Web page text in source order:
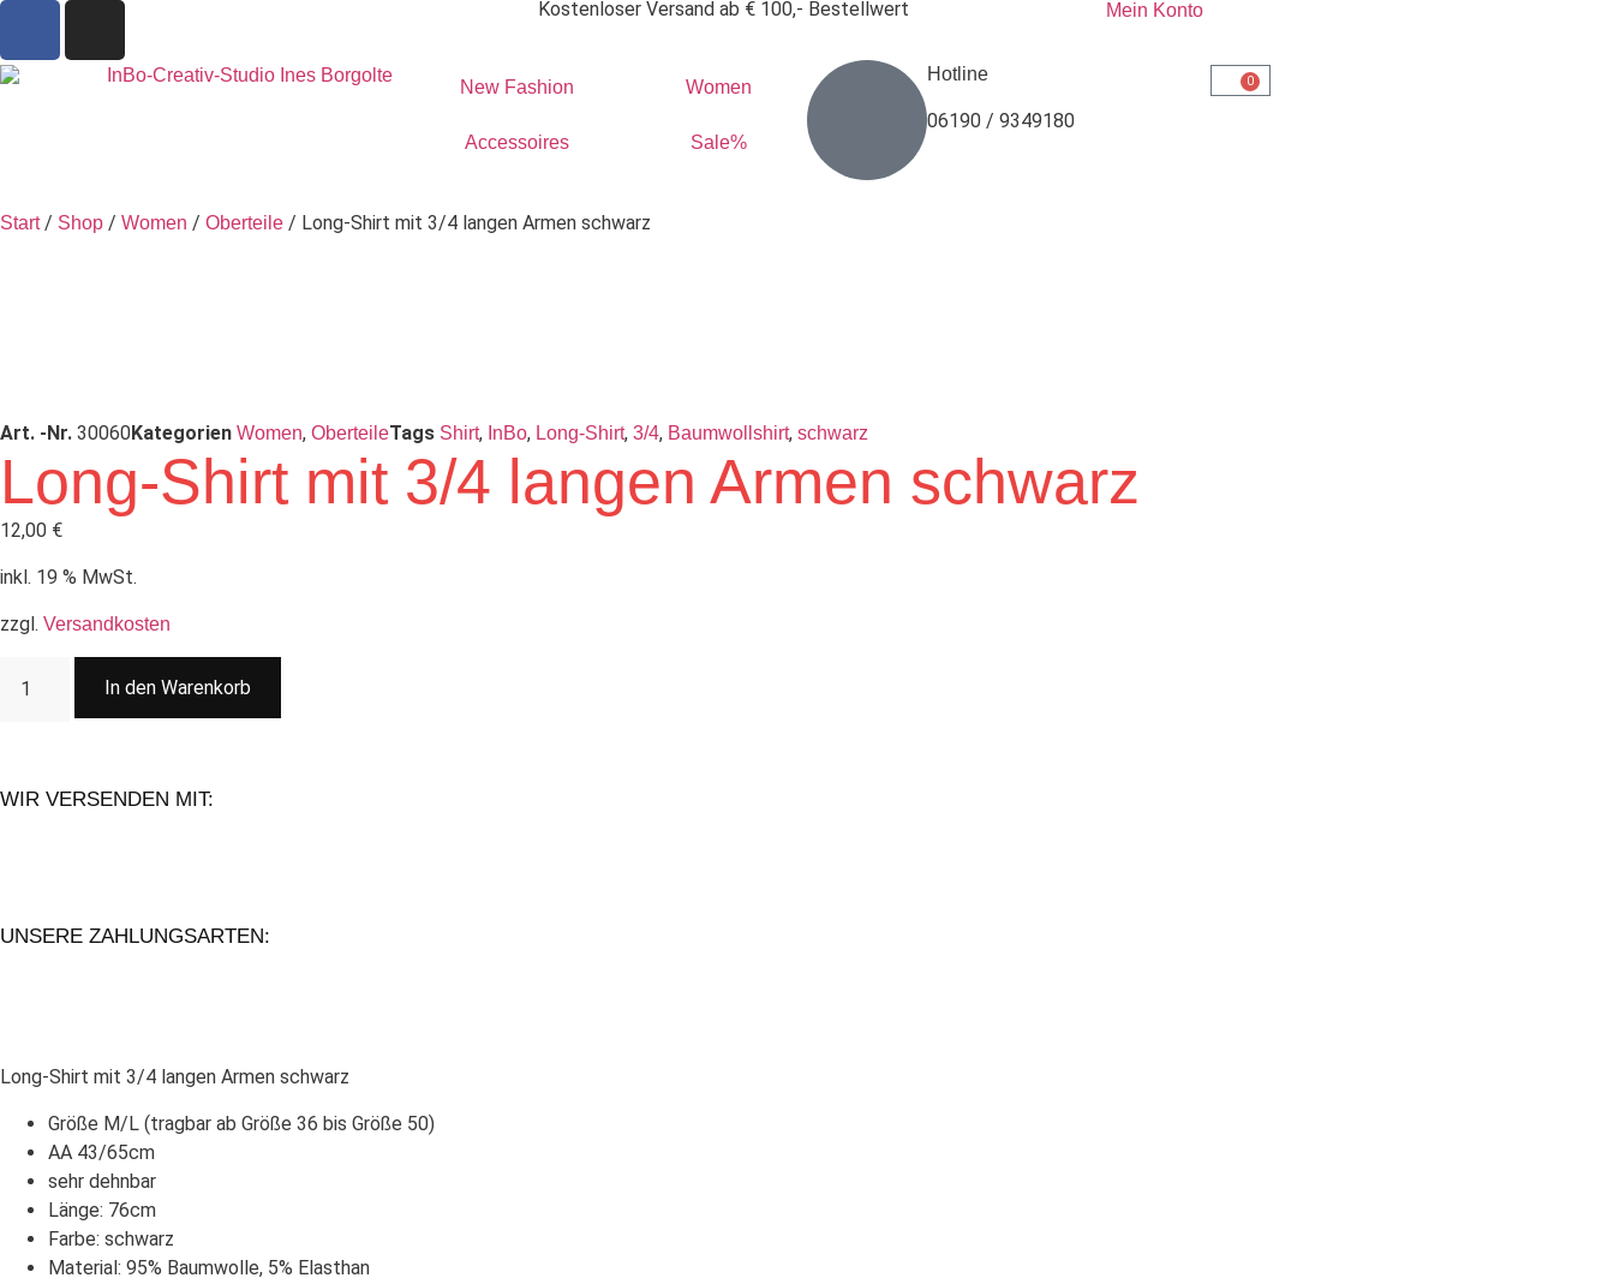
Kostenloser Versand ab € 100,- Bestellwert Mein Konto
New Fashion Women
Accessoires Sale%
Hotline
06190 / 9349180
0
Start/ Shop / Women / Oberteile / Long-Shirt mit 3/4 langen Armen schwarz
Art. -Nr. 30060Kategorien Women, OberteileTags Shirt, InBo, Long-Shirt, 3/4, Baumwollshirt, schwarz
Long-Shirt mit 3/4 langen Armen schwarz
12,00 €
inkl. 19 % MwSt.
zzgl. Versandkosten
In den Warenkorb
WIR VERSENDEN MIT:
UNSERE ZAHLUNGSARTEN:
Long-Shirt mit 3/4 langen Armen schwarz
Größe M/L (tragbar ab Größe 36 bis Größe 50)
AA 43/65cm
sehr dehnbar
Länge: 76cm
Farbe: schwarz
Material: 95% Baumwolle, 5% Elasthan